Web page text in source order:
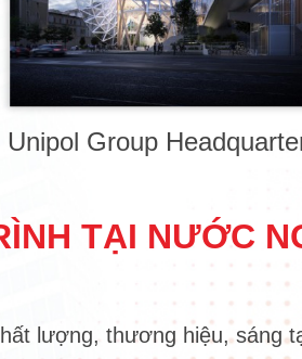
Unipol Group
TẠI NƯỚC
lượng, thương hiệu, sáng